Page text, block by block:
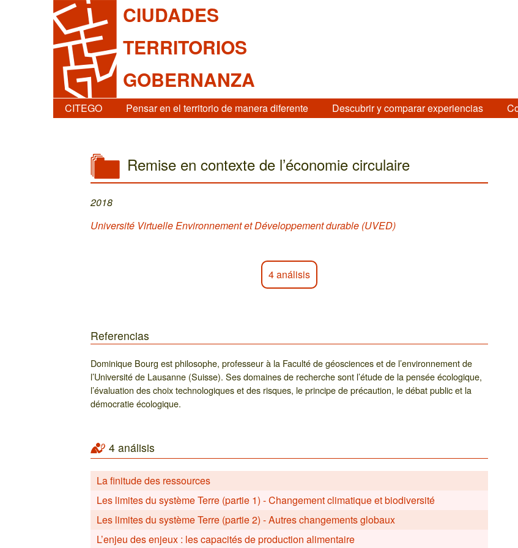
CIUDADES
TERRITORIOS
GOBERNANZA
CITEGO Pensar en el territorio de manera diferente Descubrir y comparar experiencias
Remise en contexte de l’économie circulaire
2018
Université Virtuelle Environnement et Développement durable (UVED)
4 análisis
Referencias
Dominique Bourg est philosophe, professeur à la Faculté de géosciences et de l’environnement de
l’Université de Lausanne (Suisse). Ses domaines de recherche sont l’étude de la pensée écologique,
l’évaluation des choix technologiques et des risques, le principe de précaution, le débat public et la
démocratie écologique.
4 análisis
La finitude des ressources
Les limites du système Terre (partie 1) - Changement climatique et biodiversité
Les limites du système Terre (partie 2) - Autres changements globaux
L’enjeu des enjeux : les capacités de production alimentaire